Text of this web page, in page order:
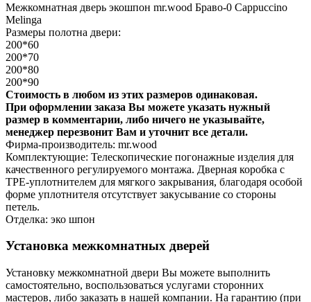
Межкомнатная дверь экошпон mr.wood Браво-0 Cappuccino
Melinga
Размеры полотна двери:
200*60
200*70
200*80
200*90
Стоимость в любом из этих размеров одинаковая.
При оформлении заказа Вы можете указать нужный
размер в комментарии, либо ничего не указывайте,
менеджер перезвонит Вам и уточнит все детали.
Фирма-производитель: mr.wood
Комплектующие: Телескопические погонажные изделия для
качественного регулируемого монтажа. Дверная коробка с
TPE-уплотнителем для мягкого закрывания, благодаря особой
форме уплотнителя отсутствует закусывание со стороны
петель.
Отделка: эко шпон
Установка межкомнатных дверей
Установку межкомнатной двери Вы можете выполнить
самостоятельно, воспользоваться услугами сторонних
мастеров, либо заказать в нашей компании. На гарантию (при